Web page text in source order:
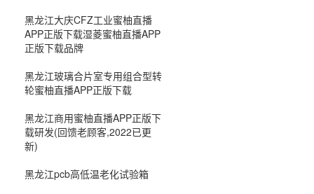
黑龙江大庆CFZ工业蜜柚直播
APP正版下载湿菱蜜柚直播APP
正版下载品牌
黑龙江玻璃合片室专用组合型转
轮蜜柚直播APP正版下载
黑龙江商用蜜柚直播APP正版下
载研发(回馈老顾客,2022已更
新)
黑龙江pcb高低温老化试验箱